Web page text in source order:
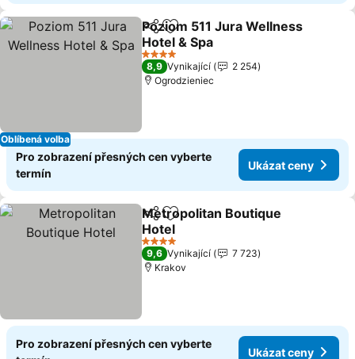
Oblíbená volba
SdíletPřidat na seznam oblíbených
Poziom 511 Jura Wellness
Hotel & Spa
4 Počet hvězdiček
8,9 Vynikající
2 254
Ogrodzieniec
Pro zobrazení přesných cen vyberte
termín
Ukázat ceny
SdíletPřidat na seznam oblíbených
Metropolitan Boutique
Hotel
4 Počet hvězdiček
9,6 Vynikající
7 723
Krakov
Pro zobrazení přesných cen vyberte
Ukázat ceny